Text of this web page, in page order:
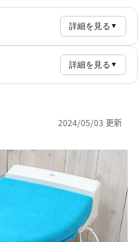
詳細を見る ▼
詳細を見る ▼
2024/05/03 更新